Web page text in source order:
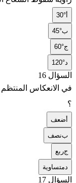
30°
ب45°
ج60°
120°
السؤال 16
في الانعكاس
؟
ضعف
بنصف
جربع
متساوية
السؤال 17